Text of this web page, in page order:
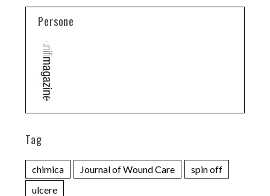
Persone
Tag
chimica Journal of Wound Care
spin off
ulcere